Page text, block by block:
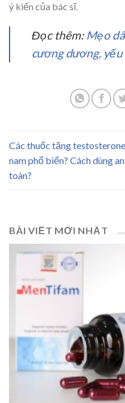
ý kiến của bác sĩ.
Đọc thêm: Mẹo
cương dương,
Các thuốc tăng testosterone
nam phổ biến? Cách dùng an
toàn?
BÀI VIẾT MỚI NHẤT